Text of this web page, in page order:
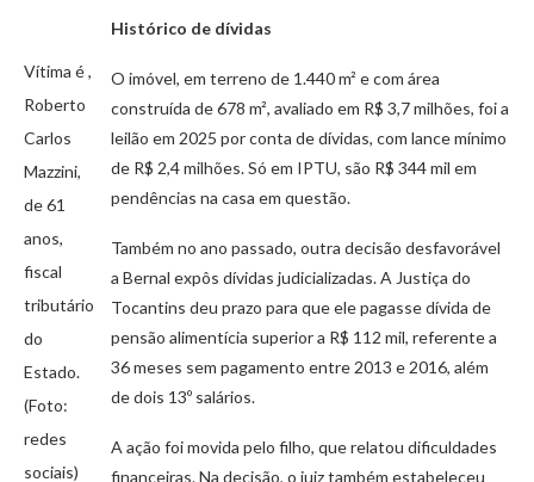
Vítima é ,
Roberto
Carlos
Mazzini,
de 61
anos,
fiscal
tributário
do
Estado.
(Foto:
redes
sociais)
Histórico de dívidas
O imóvel, em terreno de 1.440 m² e com área
construída de 678 m², avaliado em R$ 3,7 milhões, foi a
leilão em 2025 por conta de dívidas, com lance mínimo
de R$ 2,4 milhões. Só em IPTU, são R$ 344 mil em
pendências na casa em questão.
Também no ano passado, outra decisão desfavorável
a Bernal expôs dívidas judicializadas. A Justiça do
Tocantins deu prazo para que ele pagasse dívida de
pensão alimentícia superior a R$ 112 mil, referente a
36 meses sem pagamento entre 2013 e 2016, além
de dois 13º salários.
A ação foi movida pelo filho, que relatou dificuldades
financeiras. Na decisão, o juiz também estabeleceu